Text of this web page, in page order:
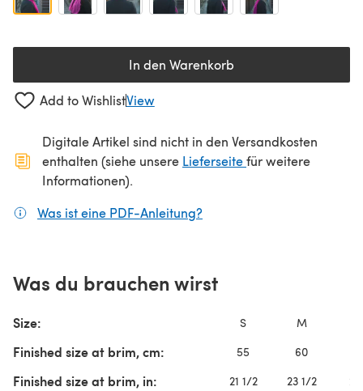
In den Warenkorb
Add to WishlistView
Digitale Artikel sind nicht in den Versandkosten
enthalten (siehe unsere Lieferseite(öffnet sich in
für weitere
Informationen).
Was ist eine PDF-Anleitung?
Was du brauchen wirst
Size: S M
Finished size at brim, cm: 55 60
Finished size at brim, in: 21 1/2 23 1/2